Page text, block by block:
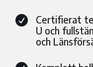

Certifierat
U och
och